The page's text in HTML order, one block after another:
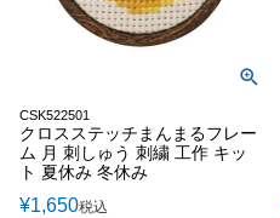
CSK522501
クロスステッチまんまるフレー
ム 月 刺しゅう 刺繍 工作 キッ
ト 夏休み 冬休み
¥1,650税込